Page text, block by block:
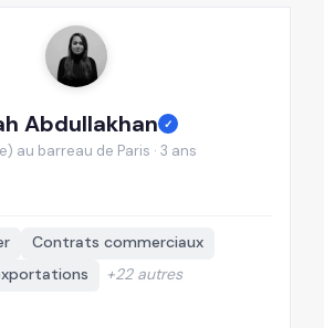
Abdullakhan ✓
au barreau de Paris · 3 ans
Contrats commerciaux
+22 autres